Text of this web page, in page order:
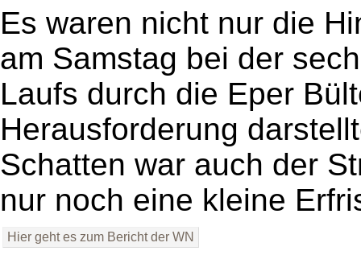
Es waren nicht nur die
am Samstag bei der
Laufs durch die Eper
Herausforderung
Schatten war auch der
nur noch eine kleine
Hier geht es zum Bericht der WN